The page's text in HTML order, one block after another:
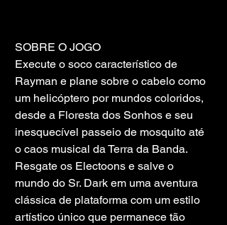
SOBRE O JOGO
Execute o soco característico de
Rayman e plane sobre o cabelo como
um helicóptero por mundos coloridos,
desde a Floresta dos Sonhos e seu
inesquecível passeio de mosquito até
o caos musical da Terra da Banda.
Resgate os Electoons e salve o
mundo do Sr. Dark em uma aventura
clássica de plataforma com um estilo
artístico único que permanece tão